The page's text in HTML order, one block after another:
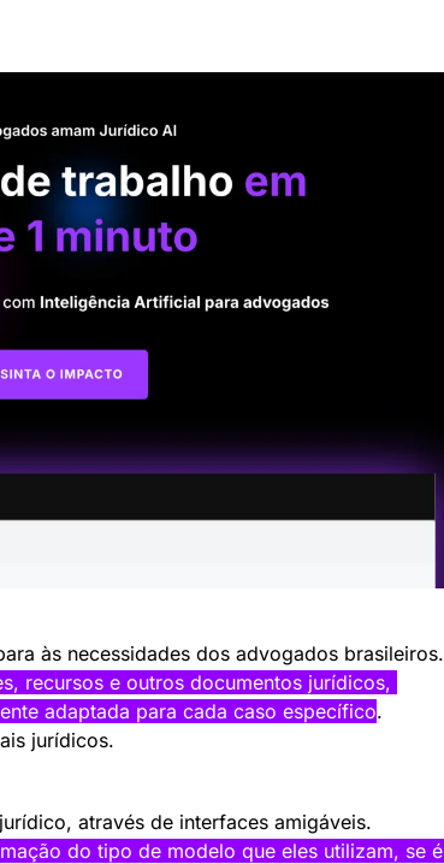
recursos e outros documentos jurídicos,
adaptada para cada caso específico.
jurídicos.
através de interfaces amigáveis.
do tipo de modelo que eles utilizam, se é